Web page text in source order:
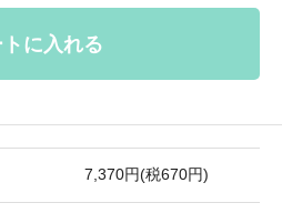
トに入れる
7,370円(税670円)